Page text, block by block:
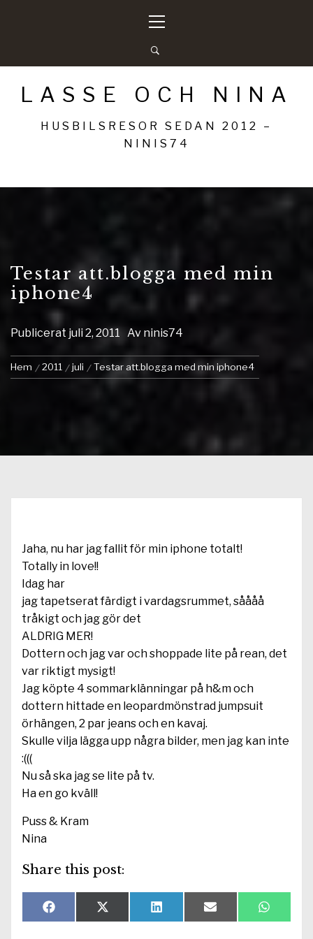
meny
LASSE OCH NINA
HUSBILSRESOR SEDAN 2012 –
NINIS74
Testar att.blogga med min
iphone4
Publicerat juli 2, 2011 Av ninis74
Hem 2011 juli Testar att.blogga med min iphone4
Jaha, nu har jag fallit för min iphone totalt!
Totally in love!!
Idag har
jag tapetserat färdigt i vardagsrummet, såååå
tråkigt och jag gör det
ALDRIG MER!
Dottern och jag var och shoppade lite på rean, det
var riktigt mysigt!
Jag köpte 4 sommarklänningar på h&m och
dottern hittade en leopardmönstrad jumpsuit
örhängen, 2 par jeans och en kavaj.
Skulle vilja lägga upp några bilder, men jag kan inte
:(((
Nu så ska jag se lite på tv.
Ha en go kväll!
Puss & Kram
Nina
Share this post:
Dela
på
F
a
Dela
på
X
(
Dela
på
L
i
Dela
på
E
-
Dela
på
W
h